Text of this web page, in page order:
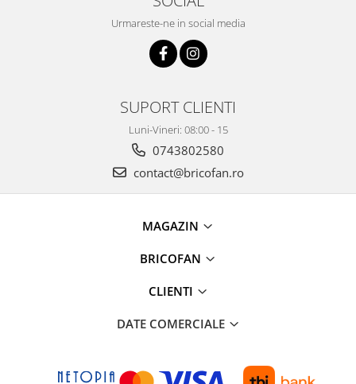
Kit-uri siguranta auto
Kit-uri Supravietuire si Accesorii
Accesorii ingrijire casa
Accesorii maturi, mopuri si galeti
Aspiratoare electrice
Organizatoare imbracaminte si
Urmareste-ne in social media
SUPORT CLIENTI
Luni-Vineri: 08:00 - 15
0743802580
contact@bricofan.ro
MAGAZIN
BRICOFAN
CLIENTI
DATE COMERCIALE